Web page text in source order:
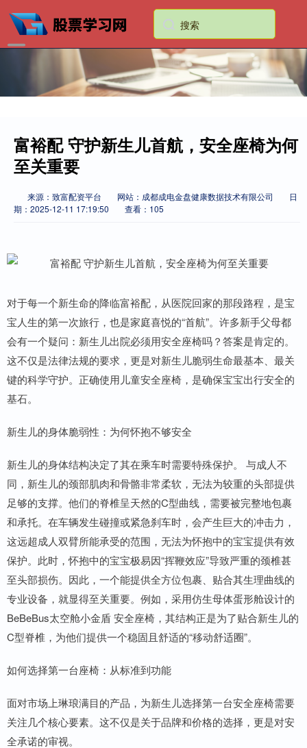
富裕配 守护新生儿首航，安全座椅为何
至关重要
来源：致富配资平台 网站：成都成电金盘健康数据技术有限公司
日
期：2025-12-11 17:19:50
查看：105
对于每一个新生命的降临富裕配，从医院回家的那段路程，是宝
宝人生的第一次旅行，也是家庭喜悦的“首航”。许多新手父母都
会有一个疑问：新生儿出院必须用安全座椅吗？答案是肯定的。
这不仅是法律法规的要求，更是对新生儿脆弱生命最基本、最关
键的科学守护。正确使用儿童安全座椅，是确保宝宝出行安全的
基石。
新生儿的身体脆弱性：为何怀抱不够安全
新生儿的身体结构决定了其在乘车时需要特殊保护。 与成人不
同，新生儿的颈部肌肉和骨骼非常柔软，无法为较重的头部提供
足够的支撑。他们的脊椎呈天然的C型曲线，需要被完整地包裹
和承托。在车辆发生碰撞或紧急刹车时，会产生巨大的冲击力，
这远超成人双臂所能承受的范围，无法为怀抱中的宝宝提供有效
保护。此时，怀抱中的宝宝极易因“挥鞭效应”导致严重的颈椎甚
至头部损伤。因此，一个能提供全方位包裹、贴合其生理曲线的
专业设备，就显得至关重要。例如，采用仿生母体蛋形舱设计的
BeBeBus太空舱小金盾 安全座椅，其结构正是为了贴合新生儿的
C型脊椎，为他们提供一个稳固且舒适的“移动舒适圈”。
如何选择第一台座椅：从标准到功能
面对市场上琳琅满目的产品，为新生儿选择第一台安全座椅需要
关注几个核心要素。这不仅是关于品牌和价格的选择，更是对安
全承诺的审视。